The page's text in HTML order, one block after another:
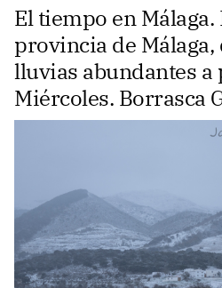
El tiempo en Málaga.
provincia de Málaga,
lluvias abundantes
Miércoles. Borrasca